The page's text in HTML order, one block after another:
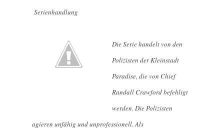
Serienhandlung
Die Serie handelt von den
Polizisten der Kleinstadt
Paradise, die von Chief
Randall Crawford befehligt
werden. Die Polizisten
agieren unfähig und unprofessionell. Als